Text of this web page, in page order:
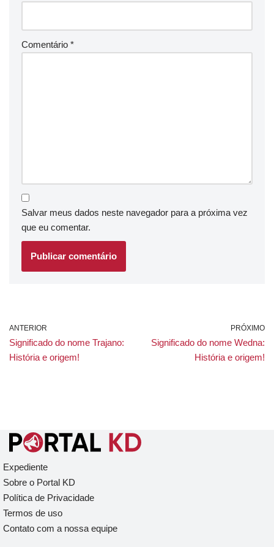
Comentário *
Salvar meus dados neste navegador para a próxima vez
que eu comentar.
ANTERIOR
Significado do nome Trajano:
História e origem!
PRÓXIMO
Significado do nome Wedna:
História e origem!
Expediente
Sobre o Portal KD
Política de Privacidade
Termos de uso
Contato com a nossa equipe